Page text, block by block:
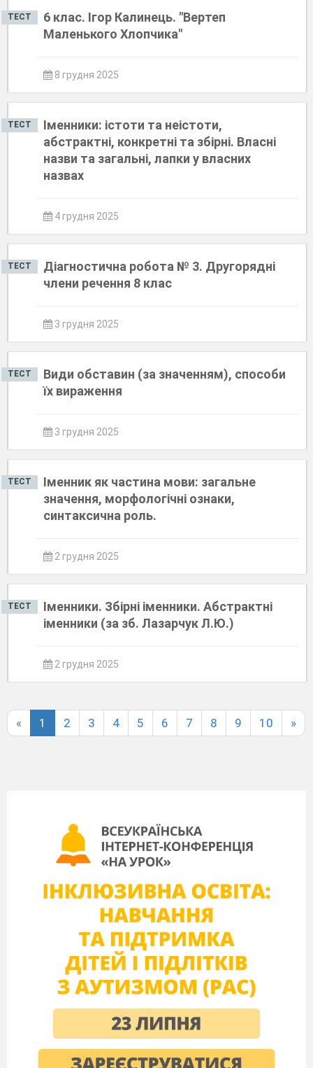
ТЕСТ
6 клас. Ігор Калинець. "Вертеп
Маленького Хлопчика"
8 грудня 2025
ТЕСТ
Іменники: істоти та неістоти,
абстрактні, конкретні та збірні. Власні
назви та загальні, лапки у власних
назвах
4 грудня 2025
ТЕСТ
Діагностична робота № 3. Другорядні
члени речення 8 клас
3 грудня 2025
ТЕСТ
Види обставин (за значенням), способи
їх вираження
3 грудня 2025
ТЕСТ
Іменник як частина мови: загальне
значення, морфологічні ознаки,
синтаксична роль.
2 грудня 2025
ТЕСТ
Іменники. Збірні іменники. Абстрактні
іменники (за зб. Лазарчук Л.Ю.)
2 грудня 2025
« 1 2 3 4 5 6 7 8 9 10 »